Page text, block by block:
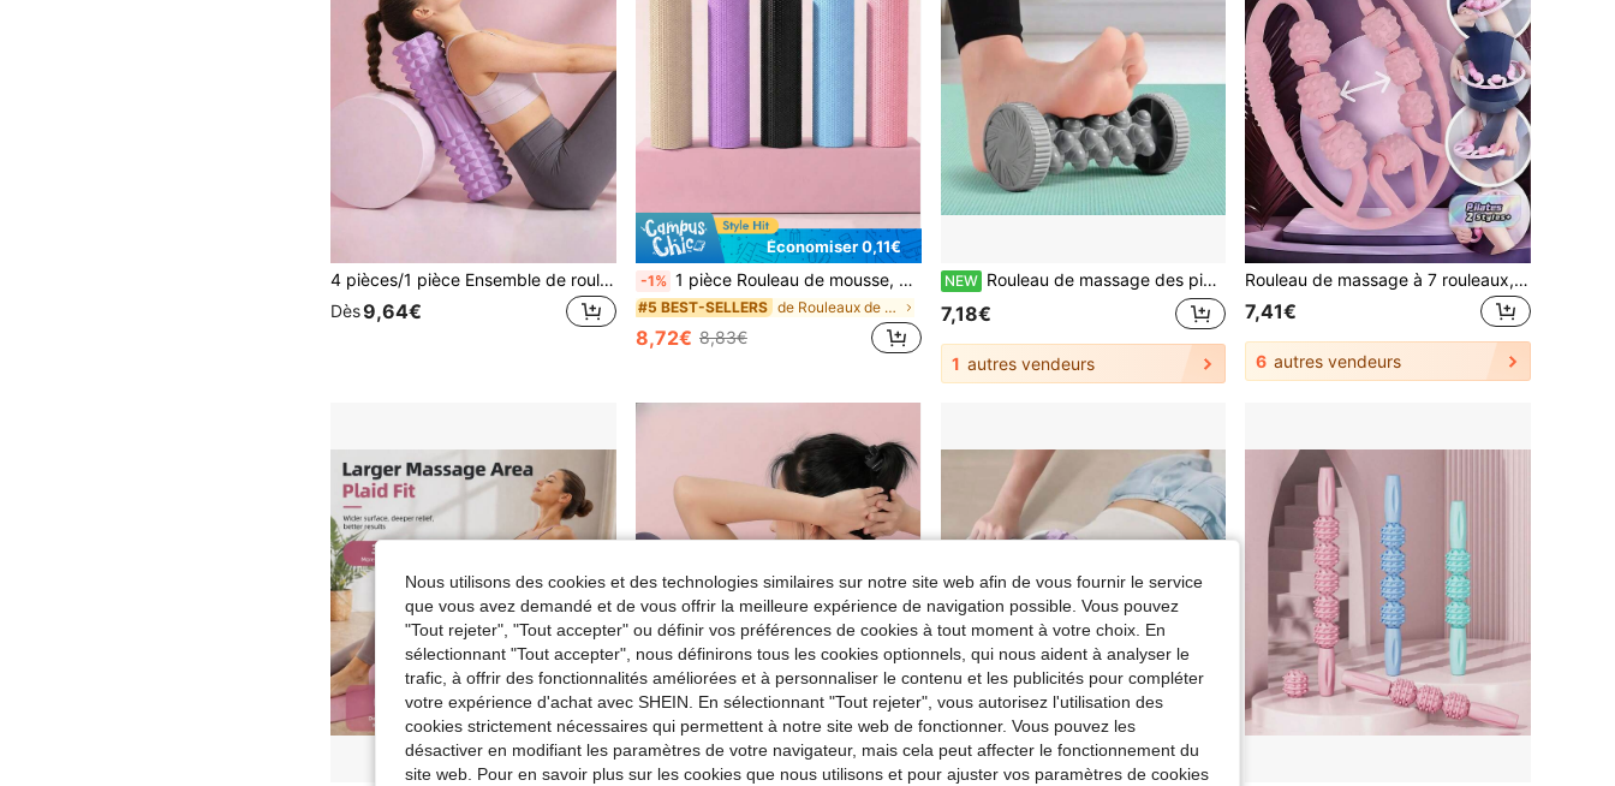
4 pièces/1 pièce Ensemble de rouleaux de mousse EVA pour massage des points de déclenchement et récupération des tissus profonds, yoga, pilates, étirements, équipement de gymnastique à domicile, massage, accessoires de gymnastique, exercice, yoga, équipement d'entraînement, été, soutien-gorge ras-du-cou, pilates, équipement de pilates
Dès9,64€
Économiser 0,11€
-1% 1 pièce Rouleau de mousse, masseur de relaxation musculaire, équipement de fitness et de yoga, bâton de yoga de couleur unie, rouleau de massage de fitness, convient pour la relaxation musculaire, l'exercice et la forme physique. Rouleau de massage corporel, colonne de yoga, bloc de yoga, rouleau de yoga en mousse à points.
#5 BEST-SELLERS de Rouleaux de yoga
8,72€ 8,83€
NEW Rouleau de massage des pieds pour soulager la fasciite plantaire, rouleau de drainage lymphatique, masseur manuel des tissus profonds des pieds, outil de massage de stimulation des pieds pour la récupération de la voûte plantaire ou du talon
7,18€
1 autres vendeurs
Rouleau de massage à 7 rouleaux, outil de massage anti-cellulite, rouleau de modelage du corps et des jambes, équipement d'entraînement de yoga, rouleau de relaxation musculaire Pilates en forme de U
7,41€
6 autres vendeurs
Économiser 0,20€
Nous utilisons des cookies et des technologies similaires sur notre site web afin de vous fournir le service
que vous avez demandé et de vous offrir la meilleure expérience de navigation possible. Vous pouvez
"Tout rejeter", "Tout accepter" ou définir vos préférences de cookies à tout moment à votre choix. En
sélectionnant "Tout accepter", nous définirons tous les cookies optionnels, qui nous aident à analyser le
trafic, à offrir des fonctionnalités améliorées et à personnaliser le contenu et les publicités pour compléter
votre expérience d'achat avec SHEIN. En sélectionnant "Tout rejeter", vous autorisez l'utilisation des
cookies strictement nécessaires qui permettent à notre site web de fonctionner. Vous pouvez les
désactiver en modifiant les paramètres de votre navigateur, mais cela peut affecter le fonctionnement du
site web. Pour en savoir plus sur les cookies que nous utilisons et pour ajuster vos paramètres de cookies